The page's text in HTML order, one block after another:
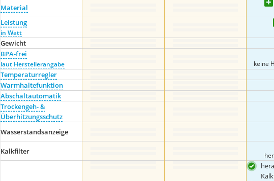
Material
Leistung
in Watt
Gewicht
BPA-frei
laut Herstellerangabe keine
Temperaturregler
Warmhaltefunktion
Abschaltautomatik
Trockengeh- &
Überhitzungsschutz
Wasserstandsanzeige
Kalkfilter